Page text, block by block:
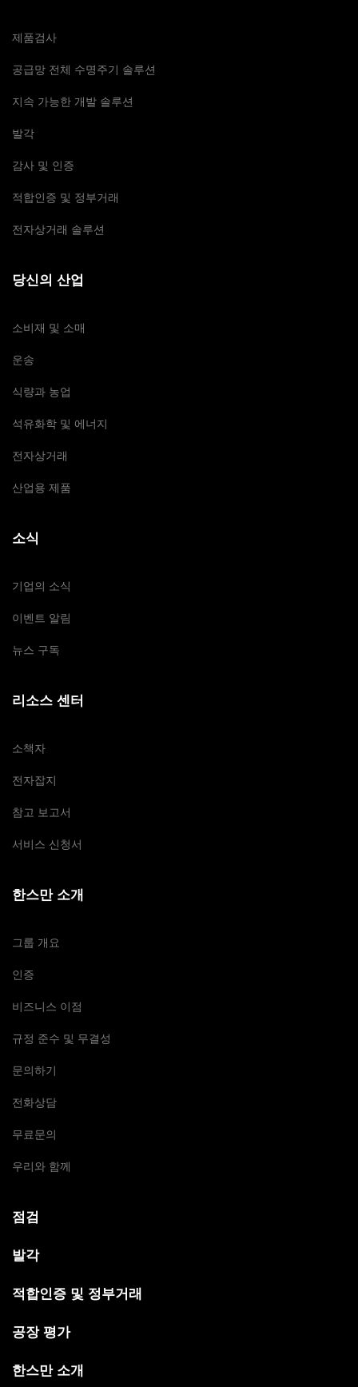
제품검사
공급망 전체 수명주기 솔루션
지속 가능한 개발 솔루션
발각
감사 및 인증
적합인증 및 정부거래
전자상거래 솔루션
당신의 산업
소비재 및 소매
운송
식량과 농업
석유화학 및 에너지
전자상거래
산업용 제품
소식
기업의 소식
이벤트 알림
뉴스 구독
리소스 센터
소책자
전자잡지
참고 보고서
서비스 신청서
한스만 소개
그룹 개요
인증
비즈니스 이점
규정 준수 및 무결성
문의하기
전화상담
무료문의
우리와 함께
점검
발각
적합인증 및 정부거래
공장 평가
한스만 소개